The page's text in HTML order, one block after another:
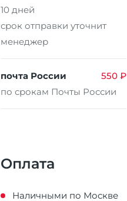
10 дней
срок отправки уточнит
менеджер
почта России
550 ₽
по срокам Почты России
Оплата
Наличными по Москве